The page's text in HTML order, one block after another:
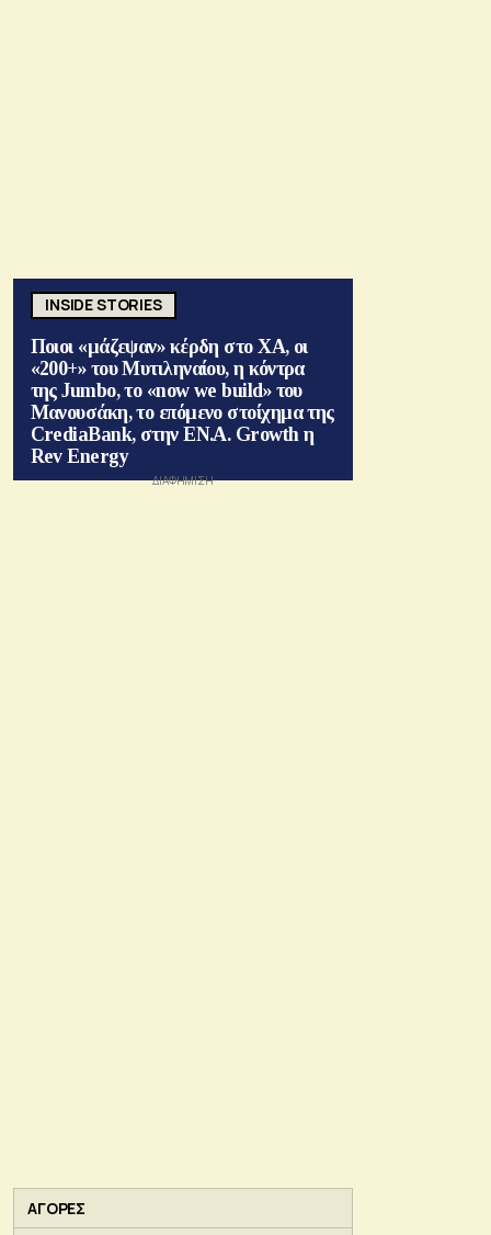
INSIDE STORIES
Ποιοι «μάζεψαν» κέρδη στο ΧΑ, οι
«200+» του Μυτιληναίου, η κόντρα
της Jumbo, το «now we build» του
Μανουσάκη, το επόμενο στοίχημα της
CrediaBank, στην ΕΝ.Α. Growth η
Rev Energy
ΑΓΟΡΕΣ